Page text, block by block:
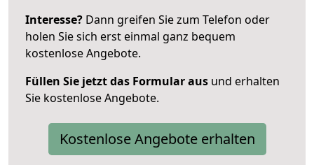
Interesse? Dann greifen Sie zum Telefon oder
holen Sie sich erst einmal ganz bequem
kostenlose Angebote.
Füllen Sie jetzt das Formular aus und erhalten
Sie kostenlose Angebote.
Kostenlose Angebote erhalten